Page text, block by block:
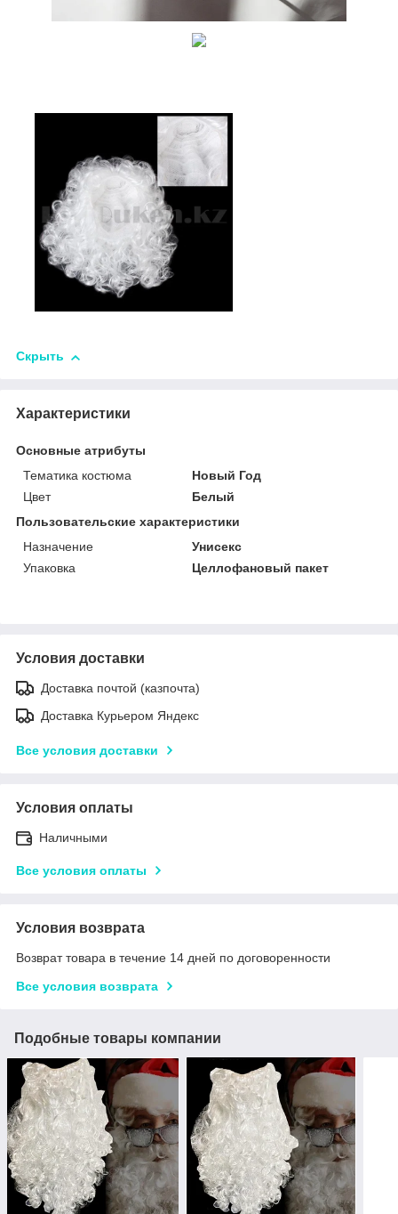
Скрыть
Характеристики
Основные атрибуты
Тематика костюма
Новый Год
Цвет
Белый
Пользовательские характеристики
Назначение
Унисекс
Упаковка
Целлофановый пакет
Условия доставки
Доставка почтой (казпочта)
Доставка Курьером Яндекс
Все условия доставки
Условия оплаты
Наличными
Все условия оплаты
Условия возврата
Возврат товара в течение 14 дней по договоренности
Все условия возврата
Подобные товары компании